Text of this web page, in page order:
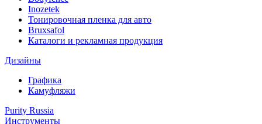
Inozetek
Тонировочная пленка для авто
Bruxsafol
Каталоги и рекламная продукция
Дизайны
Графика
Камуфляжи
Purity Russia
Инструменты